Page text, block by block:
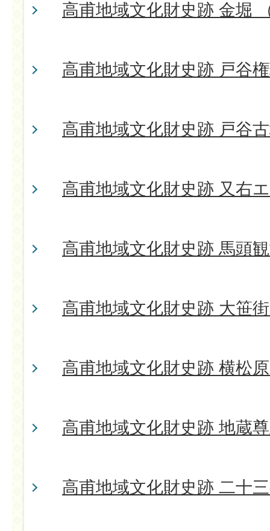
高甫地域文化財史跡 金堀
高甫地域文化財史跡 戸谷
高甫地域文化財史跡 戸谷
高甫地域文化財史跡 又右
高甫地域文化財史跡 馬頭
高甫地域文化財史跡 大笹
高甫地域文化財史跡 横松
高甫地域文化財史跡 地蔵
高甫地域文化財史跡 二十